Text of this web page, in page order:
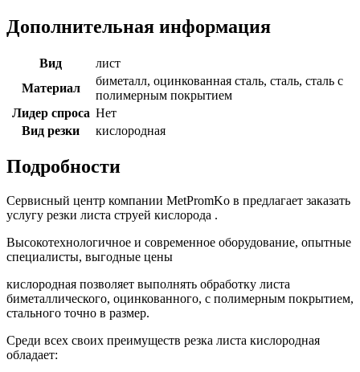
Дополнительная информация
Вид
лист
Материал
биметалл, оцинкованная сталь, сталь, сталь с
полимерным покрытием
Лидер спроса Нет
Вид резки
кислородная
Подробности
Сервисный центр компании MetPromKo в предлагает заказать
услугу резки листа струей кислорода .
Высокотехнологичное и современное оборудование, опытные
специалисты, выгодные цены
кислородная позволяет выполнять обработку листа
биметаллического, оцинкованного, с полимерным покрытием,
стального точно в размер.
Среди всех своих преимуществ резка листа кислородная
обладает: